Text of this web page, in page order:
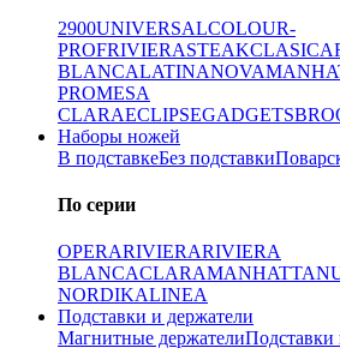
2900UNIVERSALCOLOUR-
PROFRIVIERASTEAKCLASICA
BLANCALATINANOVA
PROMESA
CLARAECLIPSEGADGETS
Наборы ножей
В подставкеБез подставки
По серии
OPERARIVIERARIVIERA
BLANCACLARAMANHATTAN
NORDIKALINEA
Подставки и держатели
Магнитные держатели